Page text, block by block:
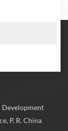
Development
P. R. China